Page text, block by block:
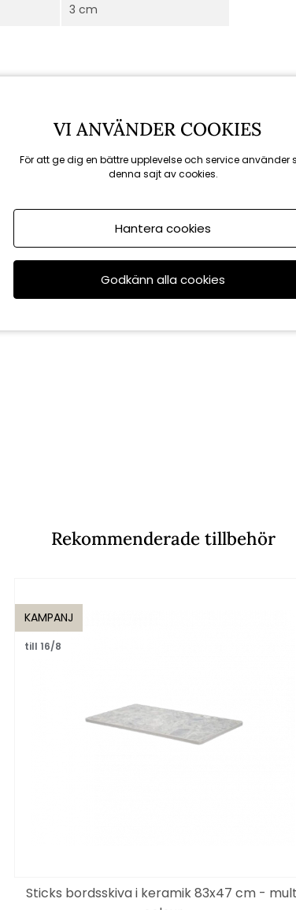
3 cm
Rekommenderade tillbehör
KAMPANJ
till 16/8
Sticks bordsskiva i keramik 83x47 cm -
VI ANVÄNDER COOKIES
För att ge dig en bättre upplevelse och service använder
denna sajt av cookies.
Hantera cookies
Godkänn alla cookies